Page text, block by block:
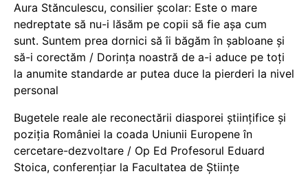
Aura Stănculescu, consilier școlar: Este o mare
nedreptate să nu-i lăsăm pe copii să fie așa cum
sunt. Suntem prea dornici să îi băgăm în șabloane și
să-i corectăm / Dorința noastră de a-i aduce pe toți
la anumite standarde ar putea duce la pierderi la nivel
personal
Bugetele reale ale reconectării diasporei științifice și
poziția României la coada Uniunii Europene în
cercetare-dezvoltare / Op Ed Profesorul Eduard
Stoica, conferențiar la Facultatea de Științe